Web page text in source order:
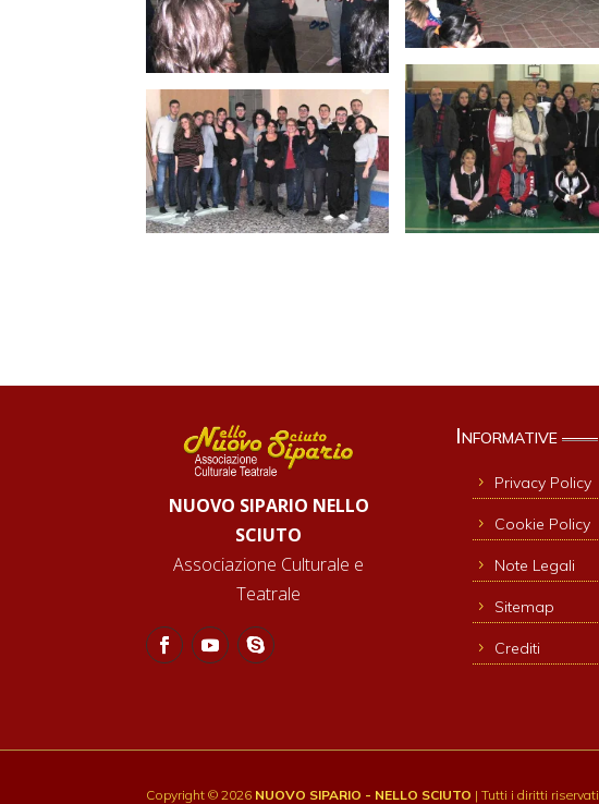
NUOVO SIPARIO NELLO
SCIUTO
Associazione Culturale e
Teatrale
Informative
Privacy Policy
Cookie Policy
Note Legali
Sitemap
Crediti
Copyright © 2026 NUOVO SIPARIO - NELLO SCIUTO | Tutti i diritti riservati